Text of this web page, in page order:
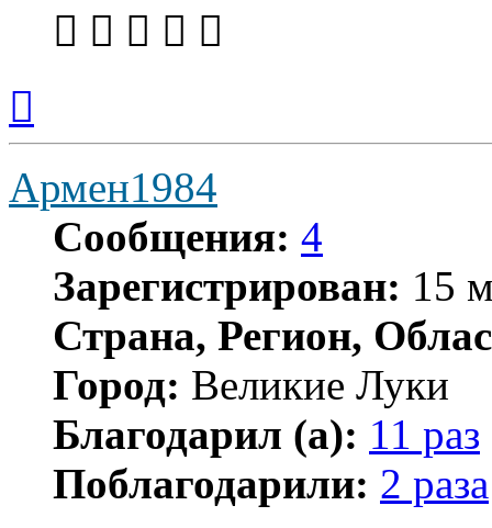
началу
Армен1984
Сообщения: 4
Зарегистрирован: 15
Страна, Регион,
Город: Великие Луки
Благодарил (а): 11 раз
Поблагодарили: 2 раза